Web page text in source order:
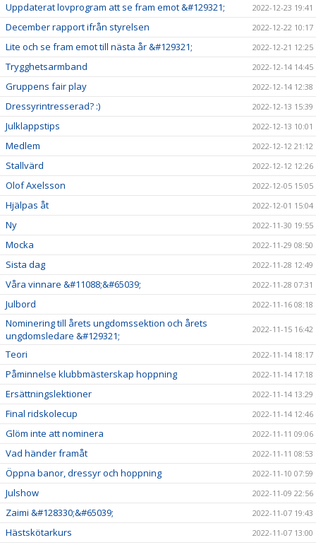
Uppdaterat lovprogram att se fram emot &#129321; 2022-12-23 19:41
December rapport ifrån styrelsen 2022-12-22 10:17
Lite och se fram emot till nästa år &#129321; 2022-12-21 12:25
Trygghetsarmband 2022-12-14 14:45
Gruppens fair play 2022-12-14 12:38
Dressyrintresserad? :) 2022-12-13 15:39
Julklappstips 2022-12-13 10:01
Medlem 2022-12-12 21:12
Stallvärd 2022-12-12 12:26
Olof Axelsson 2022-12-05 15:05
Hjälpas åt 2022-12-01 15:04
Ny 2022-11-30 19:55
Mocka 2022-11-29 08:50
Sista dag 2022-11-28 12:49
Våra vinnare &#11088;&#65039; 2022-11-28 07:31
Julbord 2022-11-16 08:18
Nominering till årets ungdomssektion och årets
ungdomsledare &#129321;
2022-11-15 16:42
Teori 2022-11-14 18:17
Påminnelse klubbmästerskap hoppning 2022-11-14 17:18
Ersättningslektioner 2022-11-14 13:29
Final ridskolecup 2022-11-14 12:46
Glöm inte att nominera 2022-11-11 09:06
Vad händer framåt 2022-11-11 08:53
Öppna banor, dressyr och hoppning 2022-11-10 07:59
Julshow 2022-11-09 22:56
Zaimi &#128330;&#65039; 2022-11-07 19:43
Hästskötarkurs 2022-11-07 13:00